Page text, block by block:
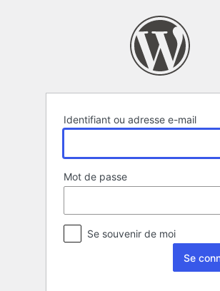
Identifiant ou adresse e-mail
Mot de passe
Se souvenir de moi